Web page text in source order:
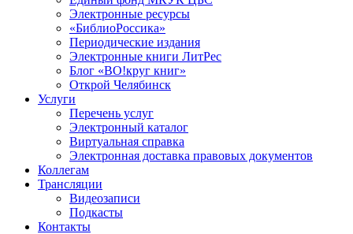
Электронные ресурсы
«БиблиоРоссика»
Периодические издания
Электронные книги ЛитРес
Блог «ВО!круг книг»
Открой Челябинск
Услуги
Перечень услуг
Электронный каталог
Виртуальная справка
Электронная доставка правовых документов
Коллегам
Трансляции
Видеозаписи
Подкасты
Контакты